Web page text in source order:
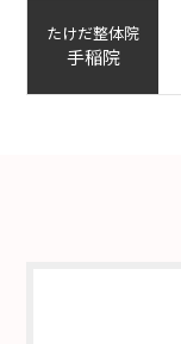
たけだ整体院
手稲院